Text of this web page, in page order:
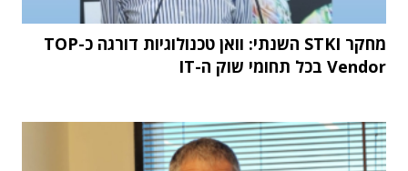
מחקר STKI השנתי: וואן טכנולוגיות דורגה כ-TOP
Vendor בכל תחומי שוק ה-IT